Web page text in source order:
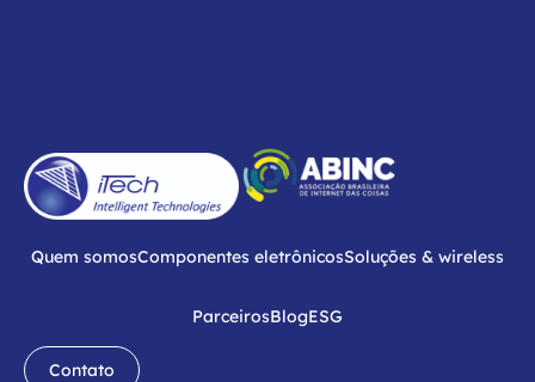
Quem somosComponentes eletrônicosSoluções & wireless
ParceirosBlogESG
Contato